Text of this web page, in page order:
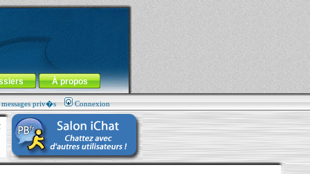
À propos
priv�s Connexion